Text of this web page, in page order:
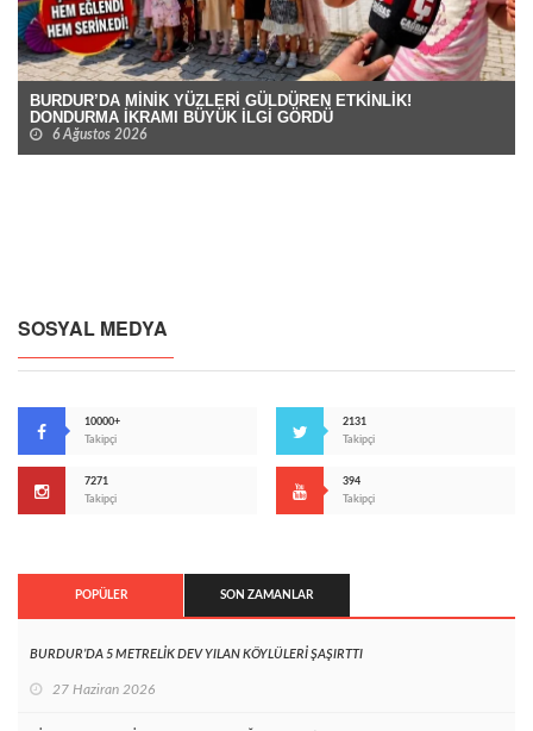
BURDUR’DA MİNİK YÜZLERİ GÜLDÜREN ETKİNLİK!
DONDURMA İKRAMI BÜYÜK İLGİ GÖRDÜ
6 Ağustos 2026
SOSYAL MEDYA
10000+
Takipçi
2131
Takipçi
7271
Takipçi
394
Takipçi
POPÜLER SON ZAMANLAR
BURDUR’DA 5 METRELİK DEV YILAN KÖYLÜLERİ ŞAŞIRTTI
27 Haziran 2026